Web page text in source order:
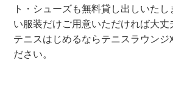
ト・シューズも無料貸し出しいた
い服装だけご用意いただければ大丈
テニスはじめるならテニスラウンジ
ださい。